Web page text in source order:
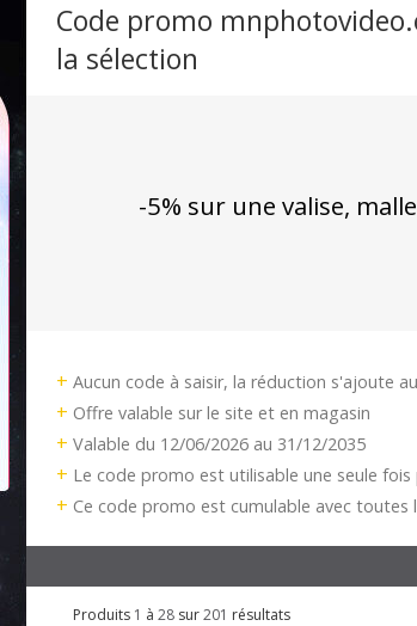
Code promo
la sélection
-5% sur une valise,
+ Aucun code à saisir, la réduction s'ajoute
+ Offre valable sur le site et en magasin
+ Valable du 12/06/2026 au 31/12/2035
+ Le code promo est utilisable une seule fois
+ Ce code promo est cumulable avec toutes
Produits 1 à 28 sur201 résultats